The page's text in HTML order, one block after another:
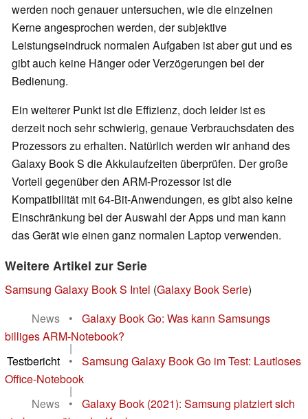
werden noch genauer untersuchen, wie die einzelnen
Kerne angesprochen werden, der subjektive
Leistungseindruck normalen Aufgaben ist aber gut und es
gibt auch keine Hänger oder Verzögerungen bei der
Bedienung.
Ein weiterer Punkt ist die Effizienz, doch leider ist es
derzeit noch sehr schwierig, genaue Verbrauchsdaten des
Prozessors zu erhalten. Natürlich werden wir anhand des
Galaxy Book S die Akkulaufzeiten überprüfen. Der große
Vorteil gegenüber den ARM-Prozessor ist die
Kompatibilität mit 64-Bit-Anwendungen, es gibt also keine
Einschränkung bei der Auswahl der Apps und man kann
das Gerät wie einen ganz normalen Laptop verwenden.
Weitere Artikel zur Serie
Samsung Galaxy Book S Intel (Galaxy Book Serie)
News
•
Galaxy Book Go: Was kann Samsungs
billiges ARM-Notebook?
|
Testbericht
•
Samsung Galaxy Book Go im Test: Lautloses
Office-Notebook
|
News
•
Galaxy Book (2021): Samsung platziert sich